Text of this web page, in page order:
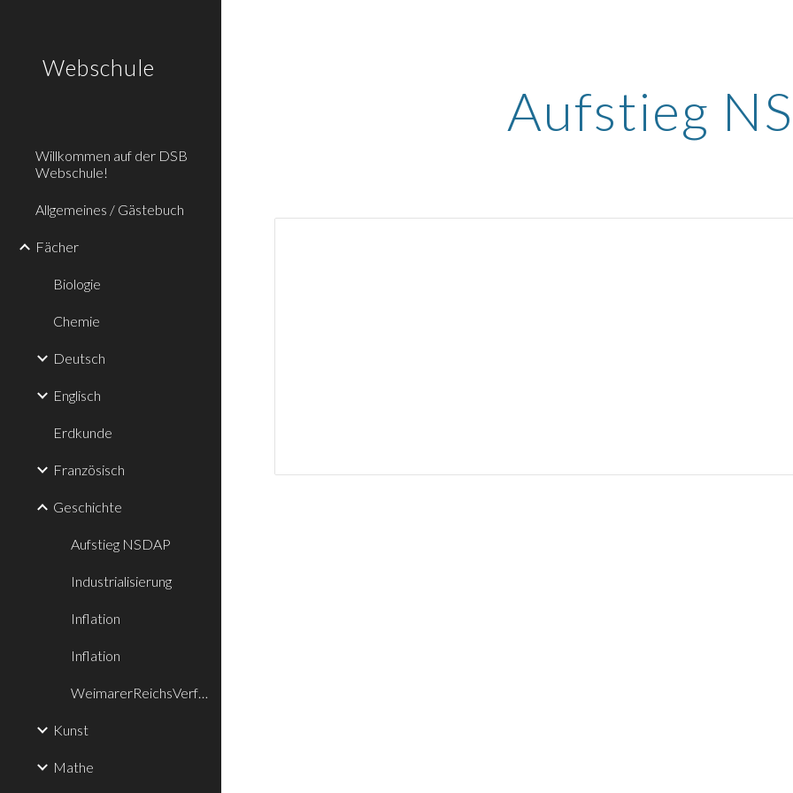
Webschule
Willkommen auf der DSB
Webschule!
Allgemeines / Gästebuch
Fächer
Biologie
Chemie
Deutsch
Englisch
Erdkunde
Französisch
Geschichte
Aufstieg NSDAP
Industrialisierung
Inflation
Inflation
WeimarerReichsVerfassung
Kunst
Mathe
Aufstieg